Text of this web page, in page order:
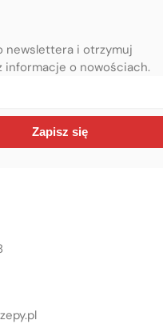
newslettera i otrzymuj
informacje o nowościach.
Zapisz się